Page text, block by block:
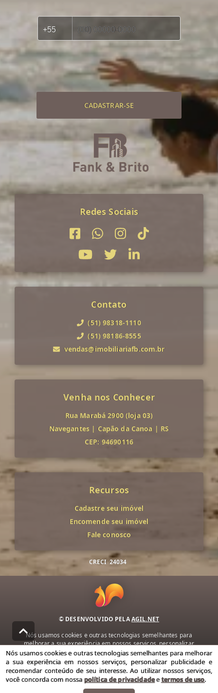
CADASTRAR-SE
Redes Sociais
Contato
(51) 98318-1110
(51) 98186-8555
vendas@imobiliariafb.com.br
Venha nos Conhecer
Rua Marabá 2900 (loja 03)
Navegantes | Capão da Canoa | RS
CEP: 94690116
Recursos
Cadastre seu imóvel
Encomende seu imóvel
Fale conosco
CRECI 24034
© DESENVOLVIDO PELAAGIL.NET
Nós usamos cookies e outras tecnologias semelhantes para
melhorar a sua experiência em nossos serviços, personalizar
publicidade e recomendar conteúdo de seu interesse. Ao utilizar
nossos serviços, você concorda com nossa política de privacidade e
termos de uso.
Política de Privacidade Termos de uso
Nós usamos cookies e outras tecnologias semelhantes para melhorar
a sua experiência em nossos serviços, personalizar publicidade e
recomendar conteúdo de seu interesse. Ao utilizar nossos serviços,
você concorda com nossa política de privacidadeetermos de uso.